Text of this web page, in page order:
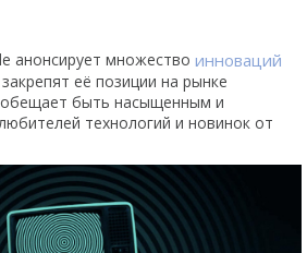
анонсирует множество инноваций
её позиции на рынке
быть насыщенным и
технологий и новинок от